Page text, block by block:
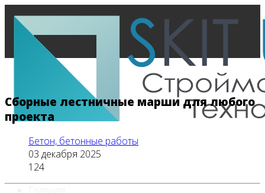
Сборные лестничные марши для любого
проекта
Бетон, бетонные работы
03 декабря 2025
124